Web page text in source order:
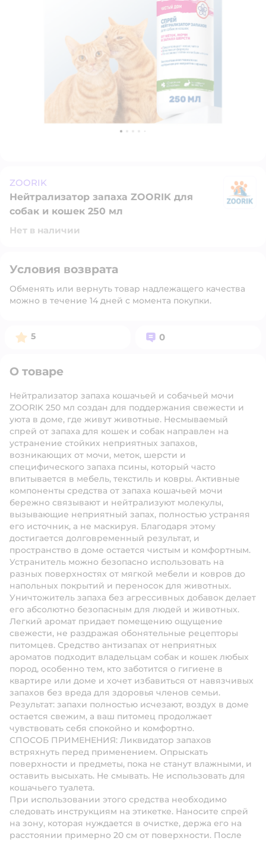
ZOORIK
Нейтрализатор запаха ZOORIK для
собак и кошек 250 мл
Нет в наличии
Условия возврата
Обменять или вернуть товар надлежащего качества
можно в течение 14 дней с момента покупки.
Рейтинг:
5 Вопросов:
0
О товаре
Нейтрализатор запаха кошачьей и собачьей мочи
ZOORIK 250 мл создан для поддержания свежести и
уюта в доме, где живут животные. Несмываемый
спрей от запаха для кошек и собак направлен на
устранение стойких неприятных запахов,
возникающих от мочи, меток, шерсти и
специфического запаха псины, который часто
впитывается в мебель, текстиль и ковры. Активные
компоненты средства от запаха кошачьей мочи
бережно связывают и нейтрализуют молекулы,
вызывающие неприятный запах, полностью устраняя
его источник, а не маскируя. Благодаря этому
достигается долговременный результат, и
пространство в доме остается чистым и комфортным.
Устранитель можно безопасно использовать на
разных поверхностях от мягкой мебели и ковров до
напольных покрытий и переносок для животных.
Уничтожитель запаха без агрессивных добавок делает
его абсолютно безопасным для людей и животных.
Легкий аромат придает помещению ощущение
свежести, не раздражая обонятельные рецепторы
питомцев. Средство антизапах от неприятных
ароматов подходит владельцам собак и кошек любых
пород, особенно тем, кто заботится о гигиене в
квартире или доме и хочет избавиться от навязчивых
запахов без вреда для здоровья членов семьи.
Результат: запахи полностью исчезают, воздух в доме
остается свежим, а ваш питомец продолжает
чувствовать себя спокойно и комфортно.
СПОСОБ ПРИМЕНЕНИЯ: Ликвидатор запахов
встряхнуть перед применением. Опрыскать
поверхности и предметы, пока не станут влажными, и
оставить высыхать. Не смывать. Не использовать для
кошачьего туалета.
При использовании этого средства необходимо
следовать инструкциям на этикетке. Наносите спрей
на зону, которая нуждается в очистке, держа его на
расстоянии примерно 20 см от поверхности. После